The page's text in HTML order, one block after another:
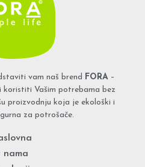
vam naš brend FORA–
koristiti Vašim potrebama bez
proizvodnju koja je ekološki i
za potrošače.
nama